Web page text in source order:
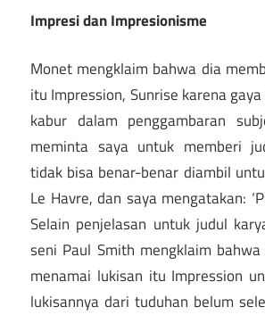
Impresi dan Impresionisme
Monet mengklaim bahwa dia
itu Impression, Sunrise karena
kabur dalam penggambaran
meminta saya untuk memberi
tidak bisa benar-benar diambil
Le Havre, dan saya mengatakan:
Selain penjelasan untuk judul
seni Paul Smith mengklaim
menamai lukisan itu Impression
lukisannya dari tuduhan belum